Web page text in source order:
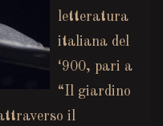
letteratura
italiana del
‘900, pari a
“Il giardino
il